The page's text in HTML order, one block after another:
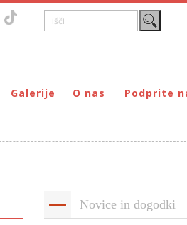
prijateljev mladine Maribor
Galerije O nas
Poslanstvo
Podprite
DONIRAJ –
Novice in dogodki